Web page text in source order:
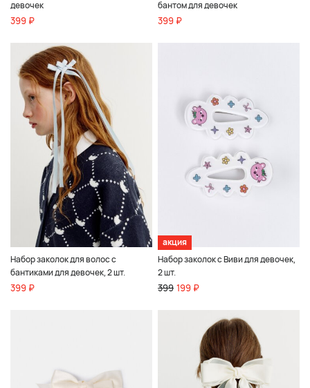
девочек
399 ₽
бантом для девочек
399 ₽
Набор заколок для волос с
бантиками для девочек, 2 шт.
399 ₽
акция
Набор заколок с Виви для девочек,
2 шт.
399 199 ₽